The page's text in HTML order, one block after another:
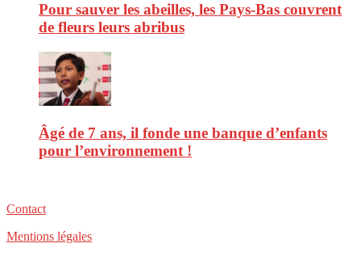
Pour sauver les abeilles, les Pays-Bas couvrent
de fleurs leurs abribus
Âgé de 7 ans, il fonde une banque d’enfants
pour l’environnement !
Contact
Mentions légales